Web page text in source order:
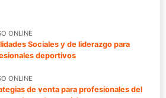
ONLINE
Sociales y de liderazgo para
deportivos
ONLINE
de venta para profesionales del